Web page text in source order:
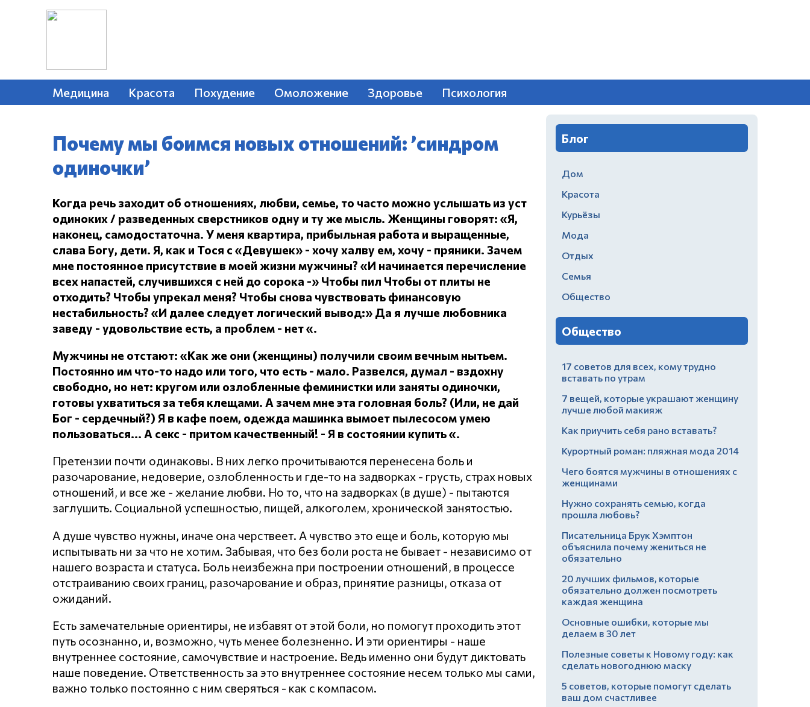
Медицина Красота Похудение Омоложение Здоровье Психология
Почему мы боимся новых отношений: ’синдром
одиночки’
Когда речь заходит об отношениях, любви, семье, то часто можно услышать из уст
одиноких / разведенных сверстников одну и ту же мысль. Женщины говорят: «Я,
наконец, самодостаточна. У меня квартира, прибыльная работа и выращенные,
слава Богу, дети. Я, как и Тося с «Девушек» - хочу халву ем, хочу - пряники. Зачем
мне постоянное присутствие в моей жизни мужчины? «И начинается перечисление
всех напастей, случившихся с ней до сорока -» Чтобы пил Чтобы от плиты не
отходить? Чтобы упрекал меня? Чтобы снова чувствовать финансовую
нестабильность? «И далее следует логический вывод:» Да я лучше любовника
заведу - удовольствие есть, а проблем - нет «.
Мужчины не отстают: «Как же они (женщины) получили своим вечным нытьем.
Постоянно им что-то надо или того, что есть - мало. Развелся, думал - вздохну
свободно, но нет: кругом или озлобленные феминистки или заняты одиночки,
готовы ухватиться за тебя клещами. А зачем мне эта головная боль? (Или, не дай
Бог - сердечный?) Я в кафе поем, одежда машинка вымоет пылесосом умею
пользоваться... А секс - притом качественный! - Я в состоянии купить «.
Претензии почти одинаковы. В них легко прочитываются перенесена боль и
разочарование, недоверие, озлобленность и где-то на задворках - грусть, страх новых
отношений, и все же - желание любви. Но то, что на задворках (в душе) - пытаются
заглушить. Социальной успешностью, пищей, алкоголем, хронической занятостью.
А душе чувство нужны, иначе она черствеет. А чувство это еще и боль, которую мы
испытывать ни за что не хотим. Забывая, что без боли роста не бывает - независимо от
нашего возраста и статуса. Боль неизбежна при построении отношений, в процессе
отстраиванию своих границ, разочарование и образ, принятие разницы, отказа от
ожиданий.
Есть замечательные ориентиры, не избавят от этой боли, но помогут проходить этот
путь осознанно, и, возможно, чуть менее болезненно. И эти ориентиры - наше
внутреннее состояние, самочувствие и настроение. Ведь именно они будут диктовать
наше поведение. Ответственность за это внутреннее состояние несем только мы сами,
важно только постоянно с ним сверяться - как с компасом.
Блог
Дом
Красота
Курьёзы
Мода
Отдых
Семья
Общество
Общество
17 советов для всех, кому трудно
вставать по утрам
7 вещей, которые украшают женщину
лучше любой макияж
Как приучить себя рано вставать?
Курортный роман: пляжная мода 2014
Чего боятся мужчины в отношениях с
женщинами
Нужно сохранять семью, когда
прошла любовь?
Писательница Брук Хэмптон
объяснила почему жениться не
обязательно
20 лучших фильмов, которые
обязательно должен посмотреть
каждая женщина
Основные ошибки, которые мы
делаем в 30 лет
Полезные советы к Новому году: как
сделать новогоднюю маску
5 советов, которые помогут сделать
ваш дом счастливее